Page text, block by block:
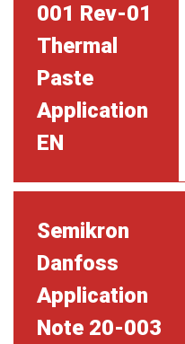
001 Rev-01
Thermal
Paste
Application
EN
Semikron
Danfoss
Application
Note 20-003